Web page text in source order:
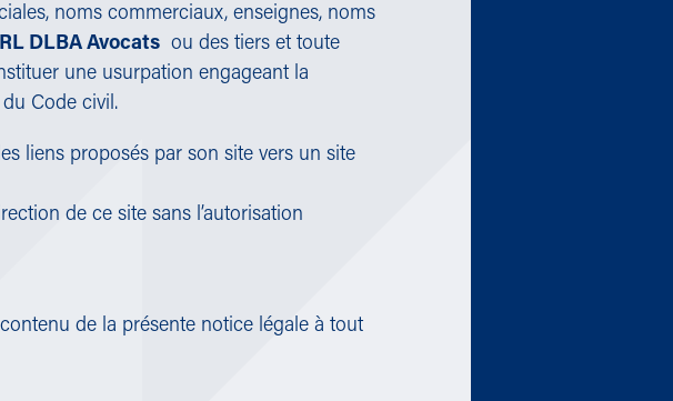
noms commerciaux, enseignes, noms
DLBA Avocats ou des tiers et toute
une usurpation engageant la
Code civil.
liens proposés par son site vers un site
de ce site sans l’autorisation
de la présente notice légale à tout